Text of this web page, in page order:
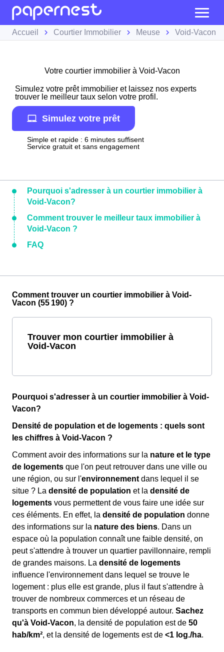
Accueil Courtier Immobilier Meuse Void-Vacon
Votre courtier immobilier à Void-Vacon
Simulez votre prêt immobilier et laissez nos experts
trouver le meilleur taux selon votre profil.
Simulez votre prêt
Simple et rapide : 6 minutes suffisent
Service gratuit et sans engagement
Pourquoi s'adresser à un courtier immobilier à
Void-Vacon?
Comment trouver le meilleur taux immobilier à
Void-Vacon ?
FAQ
Comment trouver un courtier immobilier à Void-
Vacon (55 190) ?
Trouver mon courtier immobilier à
Void-Vacon
Pourquoi s'adresser à un courtier immobilier à Void-
Vacon?
Densité de population et de logements : quels sont
les chiffres à Void-Vacon ?
Comment avoir des informations sur la nature et le type
de logements que l'on peut retrouver dans une ville ou
une région, ou sur l'environnement dans lequel il se
situe ? La densité de population et la densité de
logements vous permettent de vous faire une idée sur
ces éléments. En effet, la densité de population donne
des informations sur la nature des biens. Dans un
espace où la population connaît une faible densité, on
peut s'attendre à trouver un quartier pavillonnaire, rempli
de grandes maisons. La densité de logements
influence l'environnement dans lequel se trouve le
logement : plus elle est grande, plus il faut s'attendre à
trouver de nombreux commerces et un réseau de
transports en commun bien développé autour. Sachez
qu'à Void-Vacon, la densité de population est de 50
hab/km², et la densité de logements est de <1 log./ha.